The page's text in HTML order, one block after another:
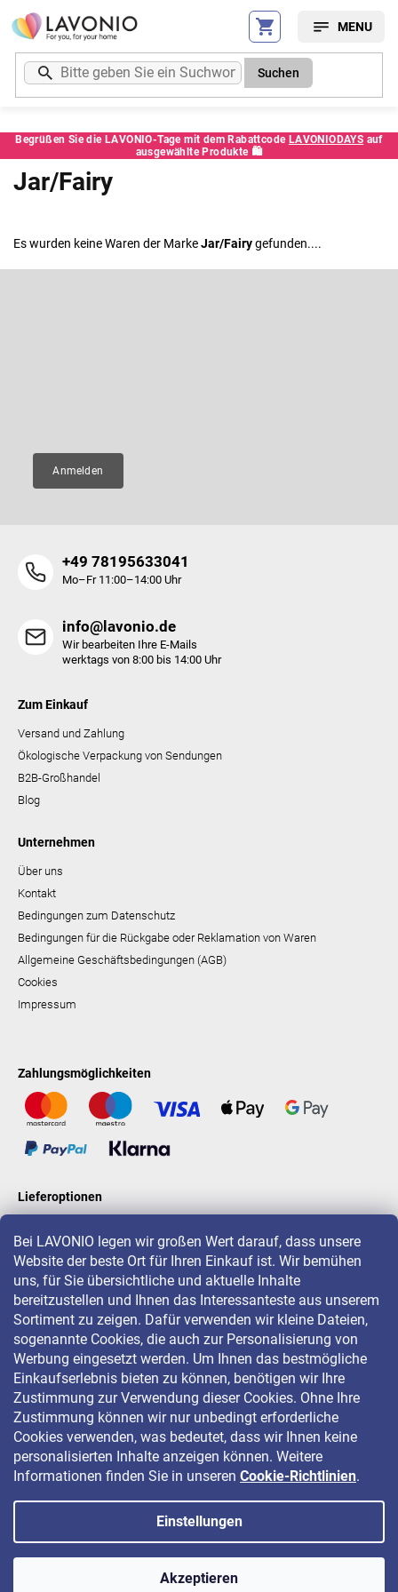
Bei LAVONIO legen wir großen Wert darauf, dass unsere
Website der beste Ort für Ihren Einkauf ist. Wir bemühen
uns, für Sie übersichtliche und aktuelle Inhalte
bereitzustellen und Ihnen das Interessanteste aus unserem
Sortiment zu zeigen. Dafür verwenden wir kleine Dateien,
sogenannte Cookies, die auch zur Personalisierung von
Werbung eingesetzt werden. Um Ihnen das bestmögliche
Einkaufserlebnis bieten zu können, benötigen wir Ihre
Zustimmung zur Verwendung dieser Cookies. Ohne Ihre
Zustimmung können wir nur unbedingt erforderliche
Cookies verwenden, was bedeutet, dass wir Ihnen keine
personalisierten Inhalte anzeigen können. Weitere
Informationen finden Sie in unseren Cookie-Richtlinien.
Einstellungen
Akzeptieren
Zum
Inhalt
springen
Begrüßen Sie die LAVONIO-Tage mit dem Rabattcode LAVONIODAYS auf
ausgewählte Produkte 🛍️
Suchen
Jar/Fairy
Es wurden keine Waren der MarkeJar/Fairygefunden....
Anmelden
+49 78195633041
Mo–Fr 11:00–14:00 Uhr
info@lavonio.de
Wir bearbeiten Ihre E-Mails
werktags von 8:00 bis 14:00 Uhr
Zum Einkauf
Versand und Zahlung
Ökologische Verpackung von Sendungen
B2B-Großhandel
Blog
Unternehmen
Über uns
Kontakt
Bedingungen zum Datenschutz
Bedingungen für die Rückgabe oder Reklamation von Waren
Allgemeine Geschäftsbedingungen (AGB)
Cookies
Impressum
Zahlungsmöglichkeiten
Lieferoptionen
LAVONIO in der Welt
Für Aktionen, Gewinnspiele und Rabatte folgen Sie uns auf:
Copyright 2026 LAVONIO.de. Alle Rechte vorbehalten.